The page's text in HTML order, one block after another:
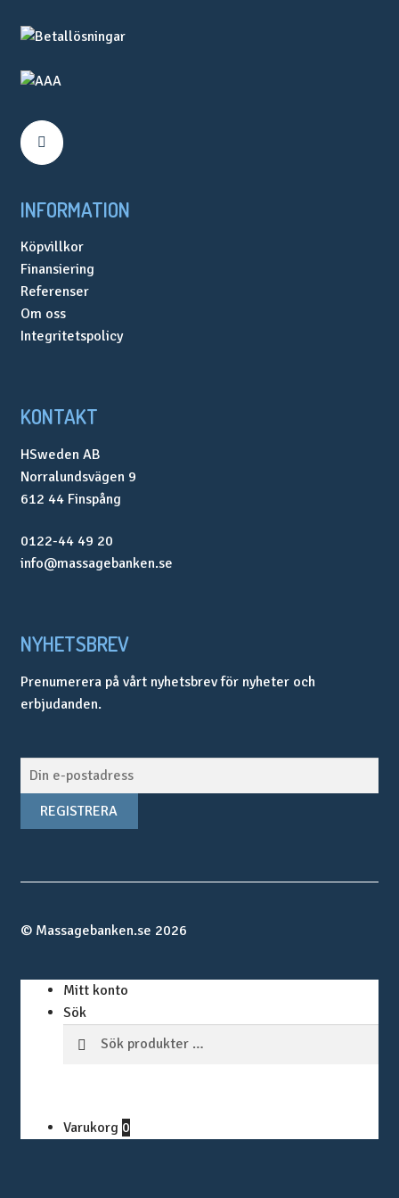
INFORMATION
Köpvillkor
Finansiering
Referenser
Om oss
Integritetspolicy
KONTAKT
HSweden AB
Norralundsvägen 9
612 44 Finspång
0122-44 49 20
info@massagebanken.se
NYHETSBREV
Prenumerera på vårt nyhetsbrev för nyheter och
erbjudanden.
© Massagebanken.se 2026
Mitt konto
Sök
efter:
Varukorg 0